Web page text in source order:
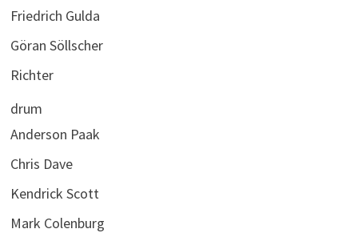
Friedrich Gulda
Göran Söllscher
Richter
drum
Anderson Paak
Chris Dave
Kendrick Scott
Mark Colenburg